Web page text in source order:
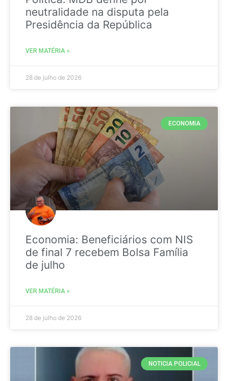
neutralidade na disputa pela
Presidência da República
VER MATÉRIA »
28 de julho de 2026
ECONOMIA
Economia: Beneficiários com NIS
de final 7 recebem Bolsa Família
de julho
VER MATÉRIA »
28 de julho de 2026
NOTICIA POLICIAL